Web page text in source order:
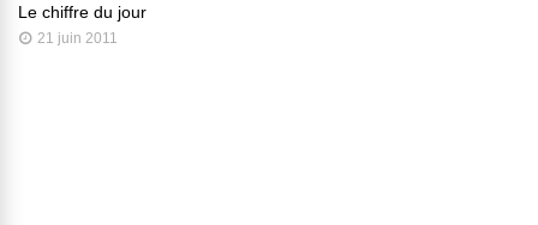
Le chiffre du jour
21 juin 2011